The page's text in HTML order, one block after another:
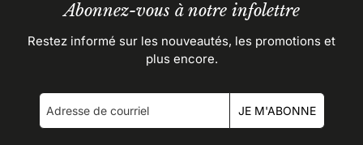
Abonnez-vous à notre infolettre
Restez informé sur les nouveautés, les promotions et
plus encore.
JE M'ABONNE